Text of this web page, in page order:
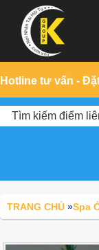
Hotline tư vấn -
TRANG CHỦ »Spa